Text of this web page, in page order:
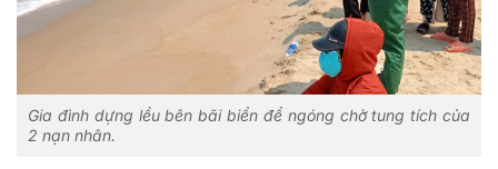
Gia đình dựng lều bên bãi biển để ngóng chờ tung tích của
2 nạn nhân.